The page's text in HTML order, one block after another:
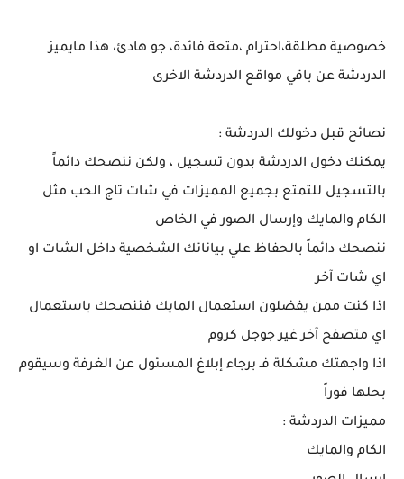
خصوصية مطلقة،احترام ،متعة فائدة، جو هادئ، هذا مايميز
الدردشة عن باقي مواقع الدردشة الاخرى
نصائح قبل دخولك الدردشة :
يمكنك دخول الدردشة بدون تسجيل ، ولكن ننصحك دائماً
بالتسجيل للتمتع بجميع المميزات في شات تاج الحب مثل
الكام والمايك وإرسال الصور في الخاص
ننصحك دائماً بالحفاظ علي بياناتك الشخصية داخل الشات او
اي شات آخر
اذا كنت ممن يفضلون استعمال المايك فننصحك باستعمال
اي متصفح آخر غير جوجل كروم
اذا واجهتك مشكلة فـ برجاء إبلاغ المسئول عن الغرفة وسيقوم
بحلها فوراً
مميزات الدردشة :
الكام والمايك